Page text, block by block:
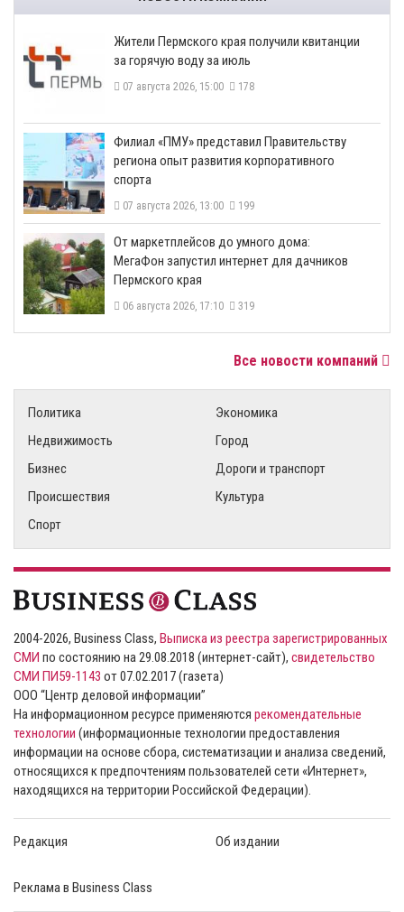
​Жители Пермского края получили квитанции
за горячую воду за июль
07 августа 2026, 15:00 178
​Филиал «ПМУ» представил Правительству
региона опыт развития корпоративного
спорта
07 августа 2026, 13:00 199
От маркетплейсов до умного дома:
МегаФон запустил интернет для дачников
Пермского края
06 августа 2026, 17:10 319
Все новости компаний
Политика
Экономика
Недвижимость
Город
Бизнес
Дороги и транспорт
Происшествия
Культура
Спорт
2004-2026, Business Class, Выписка из реестра зарегистрированных
СМИ по состоянию на 29.08.2018 (интернет-сайт), свидетельство
СМИ ПИ59-1143 от 07.02.2017 (газета)
ООО “Центр деловой информации”
На информационном ресурсе применяются рекомендательные
технологии (информационные технологии предоставления
информации на основе сбора, систематизации и анализа сведений,
относящихся к предпочтениям пользователей сети «Интернет»,
находящихся на территории Российской Федерации).
Редакция Об издании
Реклама в Business Class